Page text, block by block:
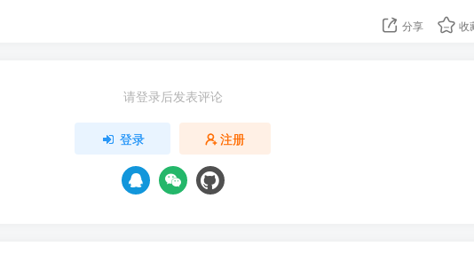
分享 收
请登录后发表评论
登录 注册